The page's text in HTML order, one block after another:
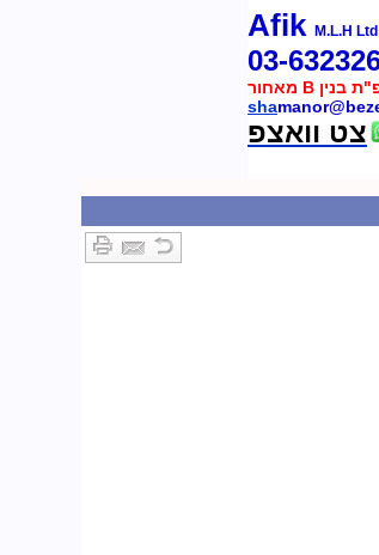
M.L.H Ltd
03-
sha
צט וואצפ